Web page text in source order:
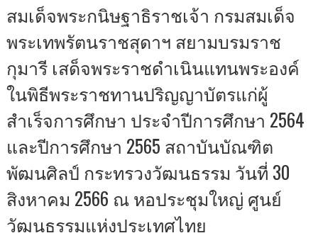
สมเด็จพระกนิษฐาธิราชเจ้า กรมสมเด็จ
พระเทพรัตนราชสุดาฯ สยามบรมราช
กุมารี เสด็จพระราชดำเนินแทนพระองค์
ในพิธีพระราชทานปริญญาบัตรแก่ผู้
สำเร็จการศึกษา ประจำปีการศึกษา 2564
และปีการศึกษา 2565 สถาบันบัณฑิต
พัฒนศิลป์ กระทรวงวัฒนธรรม วันที่ 30
สิงหาคม 2566 ณ หอประชุมใหญ่ ศูนย์
วัฒนธรรมแห่งประเทศไทย